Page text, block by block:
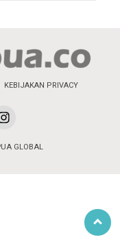
KEBIJAKAN PRIVACY
GLOBAL